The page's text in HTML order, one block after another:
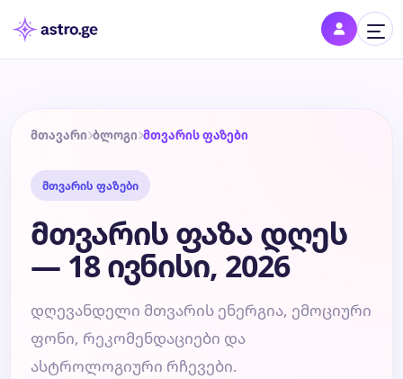
დღის ჰოროსკოპი
კვირის ჰოროსკოპი
წლის ჰოროსკოპი
მთავარი ბლოგი მთვარის ფაზები
მთვარის ფაზები
მთვარის ფაზა დღეს
— 18 ივნისი, 2026
დღევანდელი მთვარის ენერგია, ემოციური
ფონი, რეკომენდაციები და
ასტროლოგიური რჩევები.